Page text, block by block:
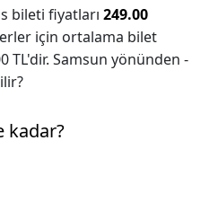
bileti fiyatları 249.00
için ortalama bilet
TL'dir. Samsun yönünden -
kadar?